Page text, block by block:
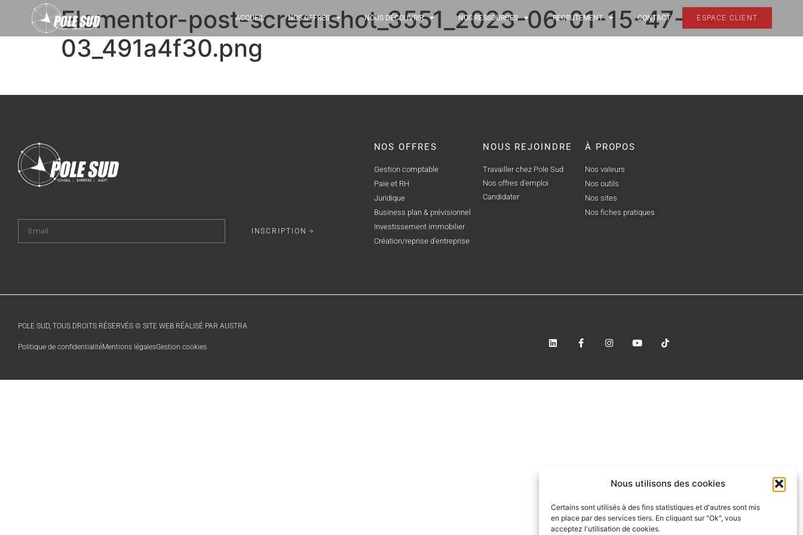
Nous utilisons des cookies
Certains sont utilisés à des fins statistiques et d'autres sont mis
en place par des services tiers. En cliquant sur "Ok", vous
acceptez l'utilisation de cookies.
ACCUEIL NOS OFFRES NOUS DÉCOUVRIR NOS RESSOURCES RECRUTEMENT CONTACT ESPACE CLIENT
Elementor-post-screenshot_3551_2023-06-01-15-47-
03_491a4f30.png
INSCRIPTION
NOS OFFRES
Gestion comptable
Paie et RH
Juridique
Business plan & prévisionnel
Investissement immobilier
Création/reprise d'entreprise
NOUS REJOINDRE
Travailler chez Pole Sud
Nos offres d'emploi
Candidater
À PROPOS
Nos valeurs
Nos outils
Nos sites
Nos fiches pratiques
POLE SUD, TOUS DROITS RÉSERVÉS © SITE WEB RÉALISÉ PAR AUSTRA
Politique de confidentialitéMentions légalesGestion cookies